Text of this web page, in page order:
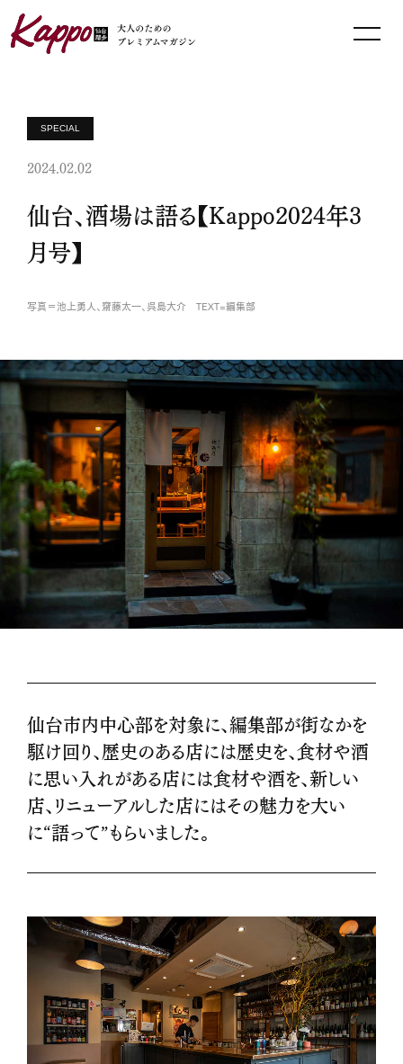
SPECIAL
2024.02.02
仙台、酒場は語る【Kappo2024年3
月号】
写真＝池上勇人、齋藤太一、呉島大介 TEXT=編集部
仙台市内中心部を対象に、編集部が街なかを
駆け回り、歴史のある店には歴史を、食材や酒
に思い入れがある店には食材や酒を、新しい
店、リニューアルした店にはその魅力を大い
に“語って”もらいました。